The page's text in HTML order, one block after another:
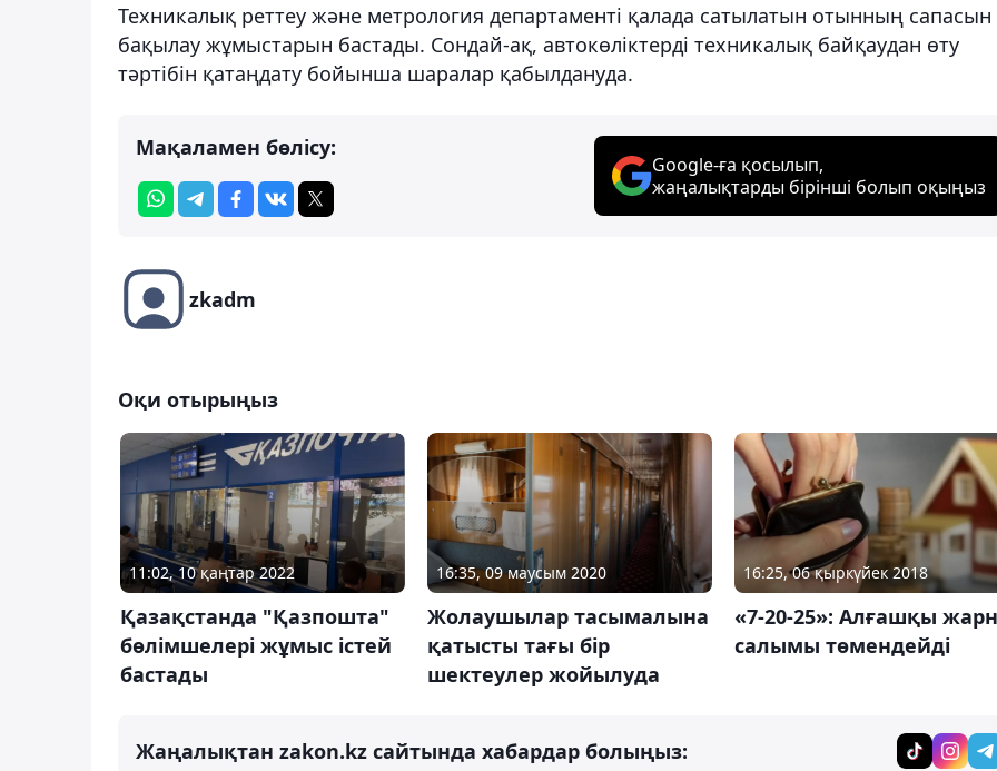
Техникалық реттеу және метрология департаменті қалада сатылатын отынның сапасын
бақылау жұмыстарын бастады. Сондай-ақ, автокөліктерді техникалық байқаудан өту
тәртібін қатаңдату бойынша шаралар қабылдануда.
Мақаламен бөлісу:
Google-ға қосылып,
жаңалықтарды бірінші болып оқыңыз
zkadm
Оқи отырыңыз
11:02, 10 қаңтар 2022
Қазақстанда "Қазпошта"
бөлімшелері жұмыс істей
бастады
16:35, 09 маусым 2020
Жолаушылар тасымалына
қатысты тағы бір
шектеулер жойылуда
16:25, 06 қыркүйек 2018
«7-20-25»: Алғашқы
салымы төмендейді
Жаңалықтан zakon.kz сайтында хабардар болыңыз: